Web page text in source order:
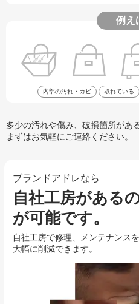
例
内部の汚れ・カビ 取れている
多少の汚れや傷み、破損箇所があ
まずはお気軽にご連絡ください。
ブランドアドレなら
自社工房があるの
が可能です。
自社工房で修理、メンテナンス
大幅に削減できます。